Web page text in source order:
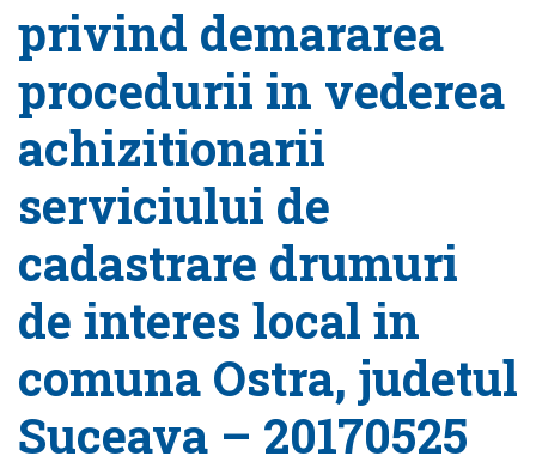
privind demararea
procedurii in vederea
achizitionarii
serviciului de
cadastrare drumuri
de interes local in
comuna Ostra, judetul
Suceava – 20170525